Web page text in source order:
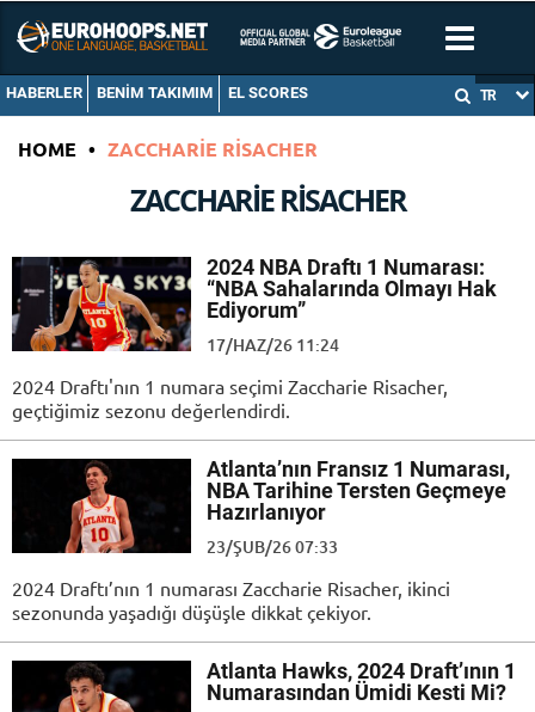
HABERLER BENIM TAKIMIM EL SCORES TR
HOME • ZACCHARIE RISACHER
ZACCHARIE RISACHER
2024 NBA Draftı 1 Numarası:
“NBA Sahalarında Olmayı Hak
Ediyorum”
17/HAZ/26 11:24
2024 Draftı'nın 1 numara seçimi Zaccharie Risacher,
geçtiğimiz sezonu değerlendirdi.
Atlanta’nın Fransız 1 Numarası,
NBA Tarihine Tersten Geçmeye
Hazırlanıyor
23/ŞUB/26 07:33
2024 Draftı’nın 1 numarası Zaccharie Risacher, ikinci
sezonunda yaşadığı düşüşle dikkat çekiyor.
Atlanta Hawks, 2024 Draft’ının 1
Numarasından Ümidi Kesti Mi?